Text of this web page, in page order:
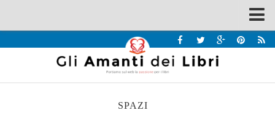
Recensioni
Interviste & Incontri
SPAZI